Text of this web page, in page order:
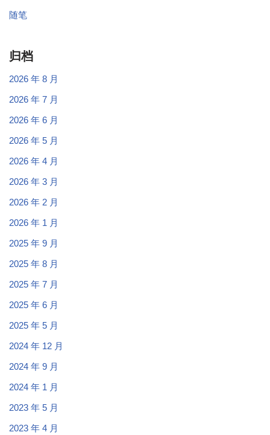
随笔
归档
2026 年 8 月
2026 年 7 月
2026 年 6 月
2026 年 5 月
2026 年 4 月
2026 年 3 月
2026 年 2 月
2026 年 1 月
2025 年 9 月
2025 年 8 月
2025 年 7 月
2025 年 6 月
2025 年 5 月
2024 年 12 月
2024 年 9 月
2024 年 1 月
2023 年 5 月
2023 年 4 月